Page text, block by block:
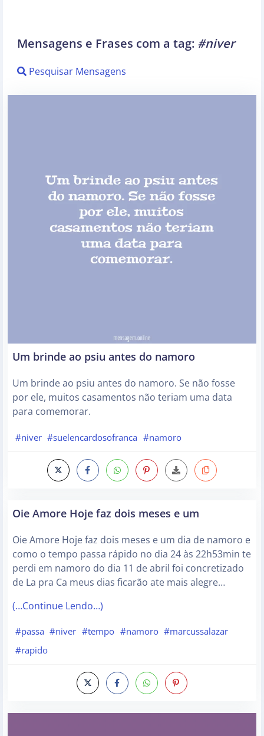
Mensagens e Frases com a tag: #niver
Pesquisar Mensagens
Um brinde ao psiu antes do namoro
Um brinde ao psiu antes do namoro. Se não fosse
por ele, muitos casamentos não teriam uma data
para comemorar.
#niver #suelencardosofranca #namoro
Oie Amore Hoje faz dois meses e um
Oie Amore Hoje faz dois meses e um dia de namoro e
como o tempo passa rápido no dia 24 às 22h53min te
perdi em namoro do dia 11 de abril foi concretizado
de La pra Ca meus dias ficarão ate mais alegre…
(…Continue Lendo…)
#passa #niver #tempo #namoro #marcussalazar
#rapido